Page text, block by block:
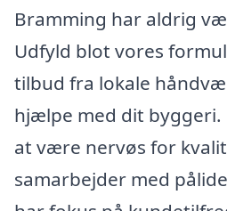
Bramming har aldrig
Udfyld blot vores
tilbud fra lokale
hjælpe med dit byggeri.
at være nervøs for
samarbejder med